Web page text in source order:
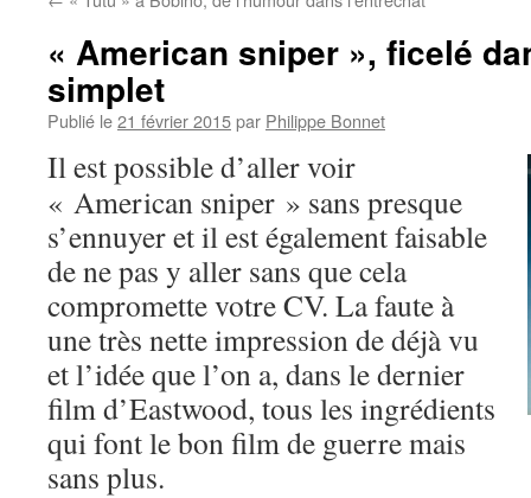
« American sniper », ficelé
simplet
Publié le21 février 2015par Philippe Bonnet
Il est possible d’aller voir
« American sniper » sans presque
s’ennuyer et il est également faisable
de ne pas y aller sans que cela
compromette votre CV. La faute à
une très nette impression de déjà vu
et l’idée que l’on a, dans le dernier
film d’Eastwood, tous les ingrédients
qui font le bon film de guerre mais
sans plus.